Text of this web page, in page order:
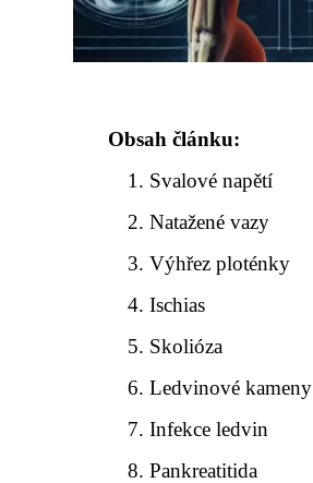
Obsah článku:
Svalové napětí
Natažené vazy
Výhřez ploténky
Ischias
Skolióza
Ledvinové kameny
Infekce ledvin
Pankreatitida